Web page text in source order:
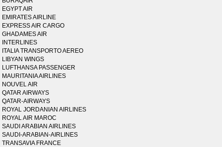
EGYPT AIR
EMIRATES AIRLINE
EXPRESS AIR CARGO
GHADAMES AIR
INTERLINES
ITALIA TRANSPORTO AEREO
LIBYAN WINGS
LUFTHANSA PASSENGER
MAURITANIA AIRLINES
NOUVEL AIR
QATAR AIRWAYS
QATAR-AIRWAYS
ROYAL JORDANIAN AIRLINES
ROYAL AIR MAROC
SAUDI ARABIAN AIRLINES
SAUDI-ARABIAN-AIRLINES
TRANSAVIA FRANCE